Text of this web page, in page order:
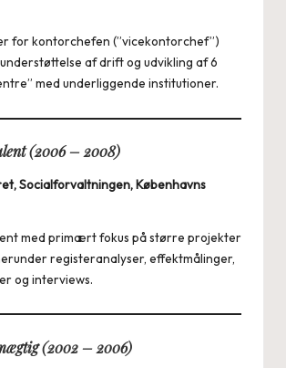
for kontorchefen (”vicekontorchef”)
af drift og udvikling af 6
med underliggende institutioner.
(2006 – 2008)
Socialforvaltningen, Københavns
med primært fokus på større projekter
registeranalyser, effektmålinger,
og interviews.
(2002 – 2006)